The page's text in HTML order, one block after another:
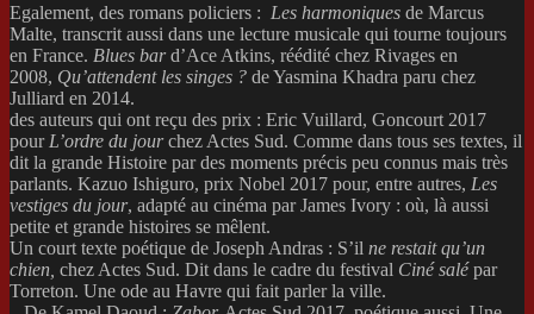
Egalement, des romans policiers : Les harmoniques de Marcus
Malte, transcrit aussi dans une lecture musicale qui tourne toujours
en France. Blues bard’Ace Atkins, réédité chez Rivages en
2008, Qu’attendent les singes ? de Yasmina Khadra paru chez
Julliard en 2014.
des auteurs qui ont reçu des prix : Eric Vuillard, Goncourt 2017
pour L’ordre du jourchez Actes Sud. Comme dans tous ses textes, il
dit la grande Histoire par des moments précis peu connus mais très
parlants. Kazuo Ishiguro, prix Nobel 2017 pour, entre autres, Les
vestiges du jour, adapté au cinéma par James Ivory : où, là aussi
petite et grande histoires se mêlent.
Un court texte poétique de Joseph Andras : S’il ne restait qu’un
chien, chez Actes Sud. Dit dans le cadre du festival Ciné salépar
Torreton. Une ode au Havre qui fait parler la ville.